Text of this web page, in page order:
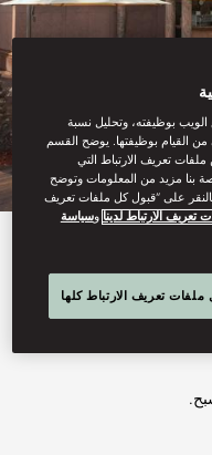
بوظيفته، وتحليل نسبة
من القيام بوظيفتها. يوضح القسم
ملفات تعريف الارتباط التي
بنا مزيد من المعلومات وتوضح
على “قبول كل ملفات تعريف
تعريف الارتباط لدينا وسياسة
ملفات تعريف الارتباط كلها